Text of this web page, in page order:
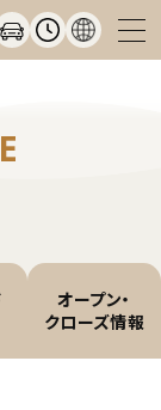
オープン・
クローズ情報